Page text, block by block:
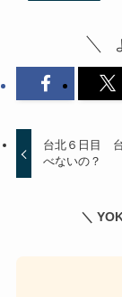
台北６日目
べないの？
＼